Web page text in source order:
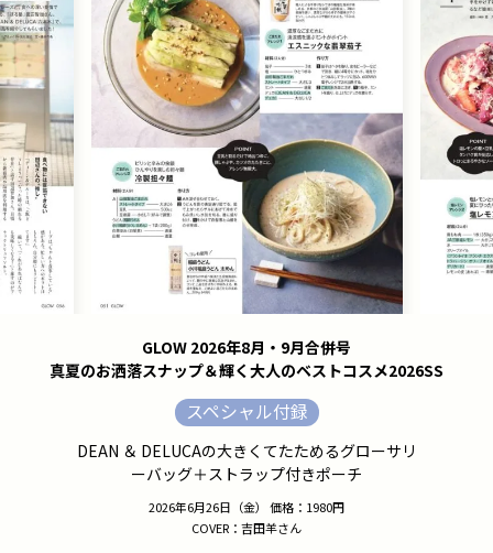
GLOW 2026年8月・9月合併号
真夏のお洒落スナップ＆輝く大人のベストコスメ2026SS
スペシャル付録
DEAN ＆ DELUCAの大きくてたためるグローサリ
ーバッグ＋ストラップ付きポーチ
2026年6月26日（金） 価格：1980円
COVER：吉田羊さん